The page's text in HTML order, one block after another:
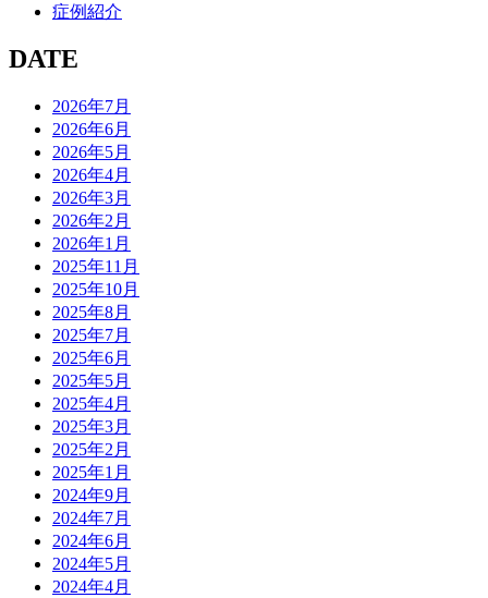
症例紹介
DATE
2026年7月
2026年6月
2026年5月
2026年4月
2026年3月
2026年2月
2026年1月
2025年11月
2025年10月
2025年8月
2025年7月
2025年6月
2025年5月
2025年4月
2025年3月
2025年2月
2025年1月
2024年9月
2024年7月
2024年6月
2024年5月
2024年4月